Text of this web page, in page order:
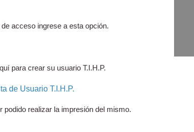
acceso ingrese a esta opción.
para crear su usuario T.I.H.P.
de Usuario T.I.H.P.
podido realizar la impresión del mismo.